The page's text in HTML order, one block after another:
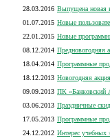
28.03.2016 Выпущена новая
01.07.2015 Новые
22.01.2015 Новые
08.12.2014
18.04.2014 Программные
18.12.2013 Новогодняя
09.09.2013 ПК
03.06.2013 Праздничные
17.05.2013 Программные
24.12.2012 Интерес учебных